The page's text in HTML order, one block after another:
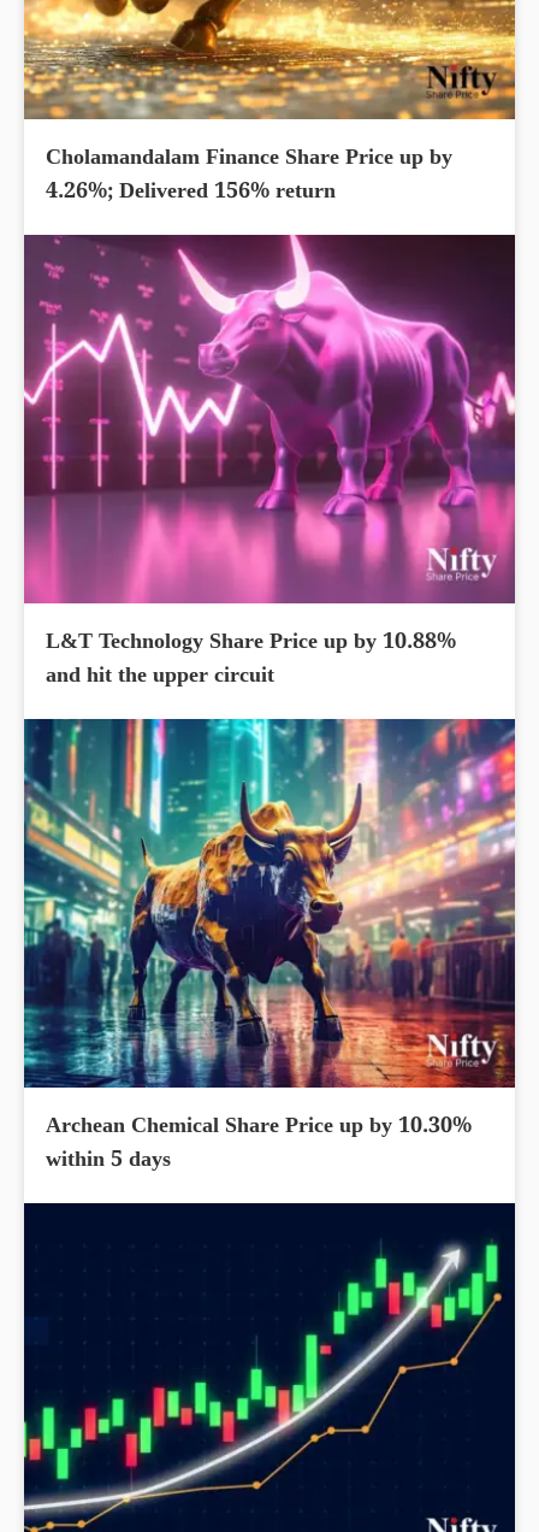
Cholamandalam Finance Share Price up by
4.26%; Delivered 156% return
L&T Technology Share Price up by 10.88%
and hit the upper circuit
Archean Chemical Share Price up by 10.30%
within 5 days